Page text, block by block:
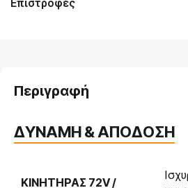
Επιστροφές
Περιγραφή
ΔΥΝΑΜΗ & ΑΠΟΔΟΣΗ
ΚΙΝΗΤΉΡΑΣ 72V /